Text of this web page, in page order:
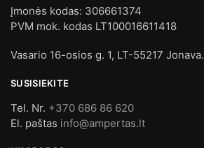
Įmonės kodas: 306661374
PVM mok. kodas LT100016611418
Vasario 16-osios g. 1, LT-55217 Jonava.
SUSISIEKITE
Tel. Nr. +370 686 86 620
El. paštas info@ampertas.lt